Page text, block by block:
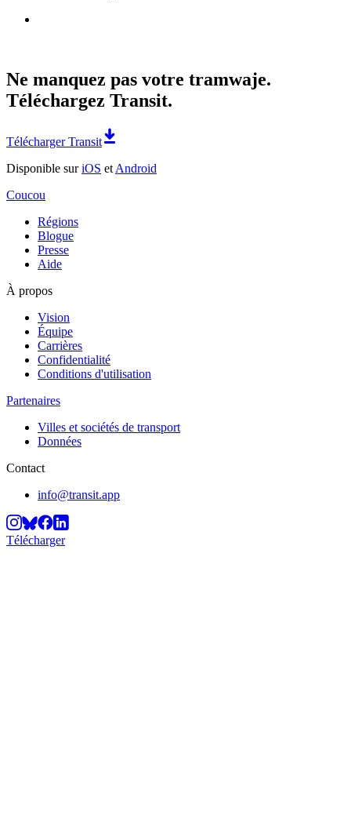
Ne manquez pas votre tramwaje.
Téléchargez Transit.
Télécharger Transit
Disponible suriOS et Android
Coucou
Régions
Blogue
Presse
Aide
À propos
Vision
Équipe
Carrières
Confidentialité
Conditions d'utilisation
Partenaires
Villes et sociétés de transport
Données
Contact
info@transit.app
Télécharger